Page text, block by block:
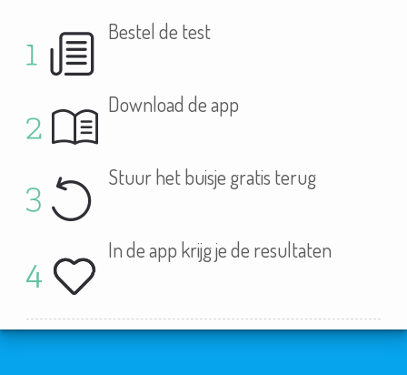
Bestel de test
Download de app
Stuur het buisje gratis terug
In de app krijg je de resultaten